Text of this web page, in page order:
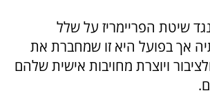
שיטת הפריימריז על שלל
אך בפועל היא זו שמחברת את
ויוצרת מחויבות אישית שלהם